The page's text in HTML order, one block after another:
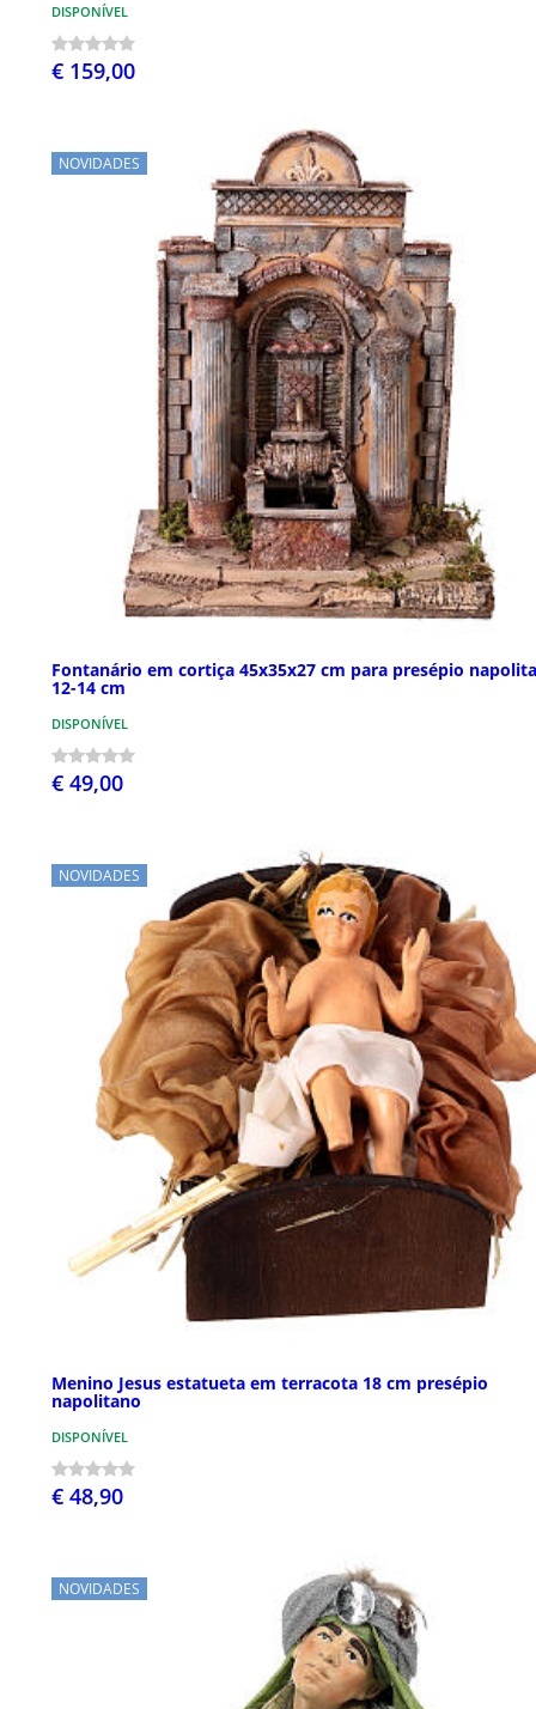
DISPONÍVEL
€ 159,00
NOVIDADES
Fontanário em cortiça 45x35x27 cm para presépio
12-14 cm
DISPONÍVEL
€ 49,00
NOVIDADES
Menino Jesus estatueta em terracota 18 cm presépio
napolitano
DISPONÍVEL
€ 48,90
NOVIDADES